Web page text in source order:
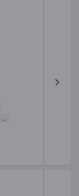
...